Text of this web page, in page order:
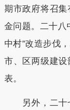
期市政府将召
金问题。二十八
中村”改造步伐
市、区两级建
表。
另外，二十七